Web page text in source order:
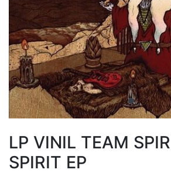
LP VINIL TEAM
SPIRIT EP